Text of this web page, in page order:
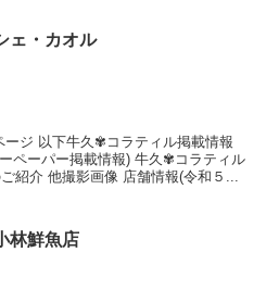
ェ・カオル
ジ 以下牛久✾コラティル掲載情報
ペーパー掲載情報) 牛久✾コラティル
紹介 他撮影画像 店舗情報(令和５...
林鮮魚店